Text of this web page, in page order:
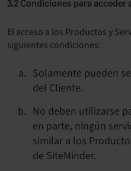
3.2 Condiciones para acceder
El acceso a los Productos y
siguientes condiciones:
Solamente pueden
del Cliente.
No deben utilizarse
en parte, ningún
similar a los
de SiteMinder.